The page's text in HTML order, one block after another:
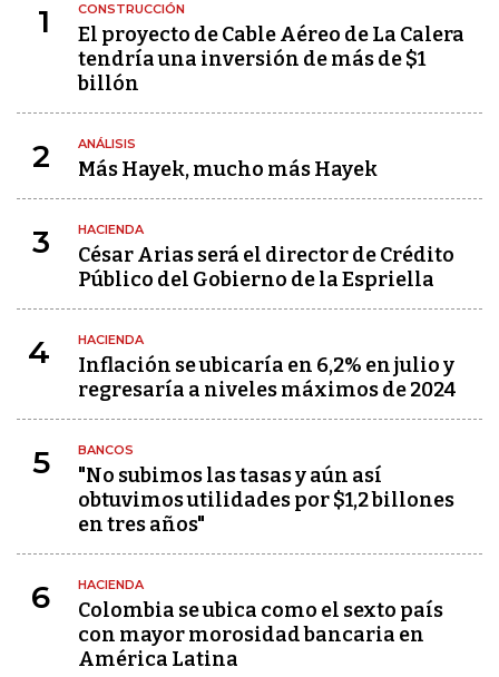
1 CONSTRUCCIÓN
El proyecto de Cable Aéreo de La Calera
tendría una inversión de más de $1
billón
2 ANÁLISIS
Más Hayek, mucho más Hayek
3 HACIENDA
César Arias será el director de Crédito
Público del Gobierno de la Espriella
4 HACIENDA
Inflación se ubicaría en 6,2% en julio y
regresaría a niveles máximos de 2024
5 BANCOS
"No subimos las tasas y aún así
obtuvimos utilidades por $1,2 billones
en tres años"
6 HACIENDA
Colombia se ubica como el sexto país
con mayor morosidad bancaria en
América Latina